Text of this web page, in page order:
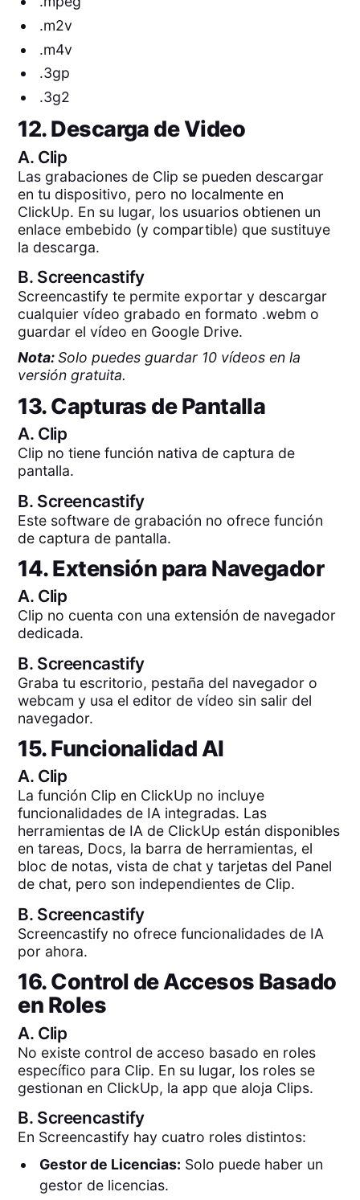
.m2v
.m4v
.3gp
.3g2
12. Descarga de Video
A. Clip
Las grabaciones de Clip se pueden descargar
en tu dispositivo, pero no localmente en
ClickUp. En su lugar, los usuarios obtienen un
enlace embebido (y compartible) que sustituye
la descarga.
B. Screencastify
Screencastify te permite exportar y descargar
cualquier vídeo grabado en formato .webm o
guardar el vídeo en Google Drive.
Nota:Solo puedes guardar 10 vídeos en la
versión gratuita.
13. Capturas de Pantalla
A. Clip
Clip no tiene función nativa de captura de
pantalla.
B. Screencastify
Este software de grabación no ofrece función
de captura de pantalla.
14. Extensión para Navegador
A. Clip
Clip no cuenta con una extensión de navegador
dedicada.
B. Screencastify
Graba tu escritorio, pestaña del navegador o
webcam y usa el editor de vídeo sin salir del
navegador.
15. Funcionalidad AI
A. Clip
La función Clip en ClickUp no incluye
funcionalidades de IA integradas. Las
herramientas de IA de ClickUp están disponibles
en tareas, Docs, la barra de herramientas, el
bloc de notas, vista de chat y tarjetas del Panel
de chat, pero son independientes de Clip.
B. Screencastify
Screencastify no ofrece funcionalidades de IA
por ahora.
16. Control de Accesos Basado
en Roles
A. Clip
No existe control de acceso basado en roles
específico para Clip. En su lugar, los roles se
gestionan en ClickUp, la app que aloja Clips.
B. Screencastify
En Screencastify hay cuatro roles distintos:
Gestor de Licencias: Solo puede haber un
gestor de licencias.